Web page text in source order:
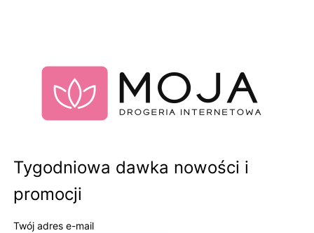
Tygodniowa dawka nowości i
promocji
Twój adres e-mail